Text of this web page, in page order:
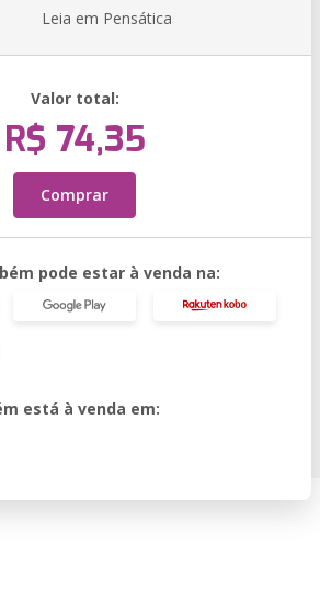
Leia em Pensática
Valor total:
R$ 74,35
Comprar
pode estar à venda na:
está à venda em: